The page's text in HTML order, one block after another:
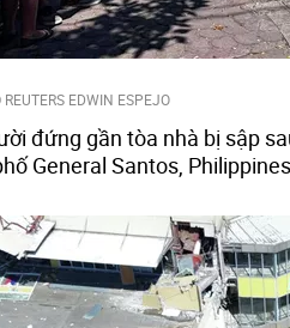
EDWIN ESPEJO
đứng gần tòa nhà bị sập
General Santos,